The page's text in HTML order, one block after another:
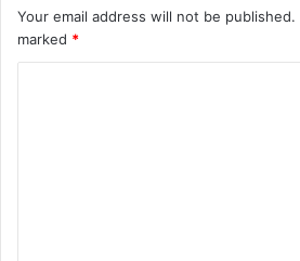
Your email address will not be published.
marked *